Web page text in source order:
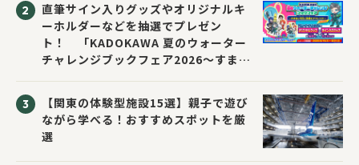
直筆サイン入りグッズやオリジナルキ
ーホルダーなどを抽選でプレゼン
ト！ 「KADOKAWA 夏のウォーター
チャレンジブックフェア2026～すまな
【関東の体験型施設15選】親子で遊び
ながら学べる！おすすめスポットを厳
選